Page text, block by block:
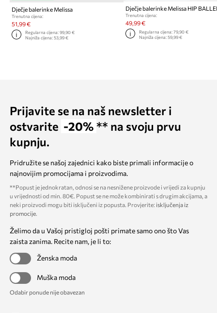
Dječje balerinke Melissa
Trenutna cijena:
51,99 €
Regularna cijena:99,90 €
Najniža cijena:53,99 €
Trenutna cijena:
49,99 €
Regularna cijena: 79,90 €
Najniža cijena: 59,99 €
Prijavite se na naš newsletter i
ostvarite -20% ** na svoju prvu
kupnju.
Pridružite se našoj zajednici kako biste primali informacije o
najnovijim promocijama i proizvodima.
**Popust je jednokratan, odnosi se na nesnižene proizvode i vrijedi za kupnju
u vrijednosti od min. 80€. Popust se ne može kombinirati s drugim akcijama, a
neki proizvodi mogu biti isključeni iz popusta. Provjerite: isključenja iz
promocije.
Želimo da u Vašoj pristigloj pošti primate samo ono što Vas
zaista zanima. Recite nam, je li to:
Ženska moda
Muška moda
Odabir ponude nije obavezan